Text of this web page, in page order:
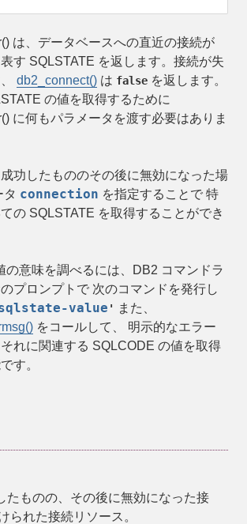
は、データベースへの直近の接続が
す SQLSTATE を返します。接続が失
db2_connect() は false を返します。
の値を取得するために
に何もパラメータを渡す必要はありま
功したもののその後に無効になった場
connection を指定することで 特
の SQLSTATE を取得することができ
の意味を調べるには、DB2 コマンドラ
プロンプトで 次のコマンドを発行し
value '
また、
をコールして、 明示的なエラー
れに関連する SQLCODE の値を取得
す。
たものの、その後に無効になった接
られた接続リソース。